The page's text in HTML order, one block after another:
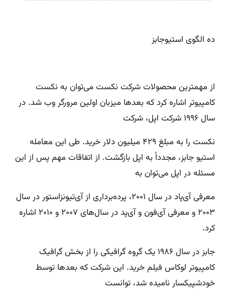
ده الگوی استیوجابز
از مهمترین محصولات شرکت نکست می‌توان به نکست
کامپیوتر اشاره کرد که بعدها میزبان اولین مرورگر وب شد. در
سال ۱۹۹۶ شرکت اپل، شرکت
نکست را به مبلغ ۴۲۹ میلیون دلار خرید. طی این معامله
استیو جابز، مجدداً به اپل بازگشت. از اتفاقات مهم پس از این
مسئله در اپل می‌توان به
معرفی آی‌پاد در سال ۲۰۰۱، پرده‌برداری از آی‌تیونزاستور در سال
۲۰۰۳ و معرفی آی‌فون و آی‌پد در سال‌های ۲۰۰۷ و ۲۰۱۰ اشاره
کرد.
جابز در سال ۱۹۸۶ یک گروه گرافیکی را از بخش گرافیک
کامپیوتر لوکاس فیلم خرید. این شرکت که بعدها توسط
خودشپیکسار نامیده شد، توانست